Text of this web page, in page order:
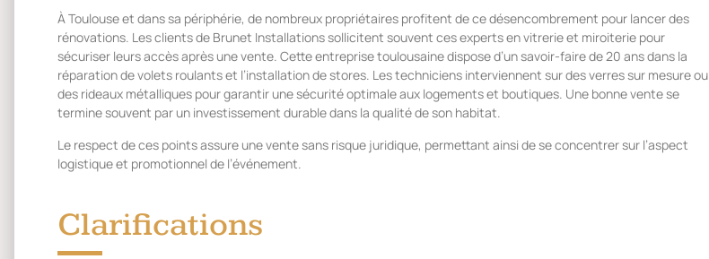
À Toulouse et dans sa périphérie, de nombreux propriétaires profitent de ce désencombrement pour lancer des
rénovations. Les clients de Brunet Installations sollicitent souvent ces experts en vitrerie et miroiterie pour
sécuriser leurs accès après une vente. Cette entreprise toulousaine dispose d’un savoir-faire de 20 ans dans la
réparation de volets roulants et l’installation de stores. Les techniciens interviennent sur des verres sur mesure ou
des rideaux métalliques pour garantir une sécurité optimale aux logements et boutiques. Une bonne vente se
termine souvent par un investissement durable dans la qualité de son habitat.
Le respect de ces points assure une vente sans risque juridique, permettant ainsi de se concentrer sur l’aspect
logistique et promotionnel de l’événement.
Clarifications